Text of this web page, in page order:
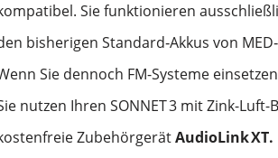
Sie funktionieren
bisherigen Standard‑Akkus von
Sie dennoch FM-Systeme
nutzen Ihren SONNET3 mit Zink-Luft-
ZubehörgerätAudioLinkXT.